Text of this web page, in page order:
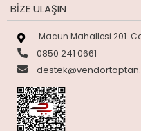
BIZE ULAŞIN
Macun Mahallesi 201.
0850 241 0661